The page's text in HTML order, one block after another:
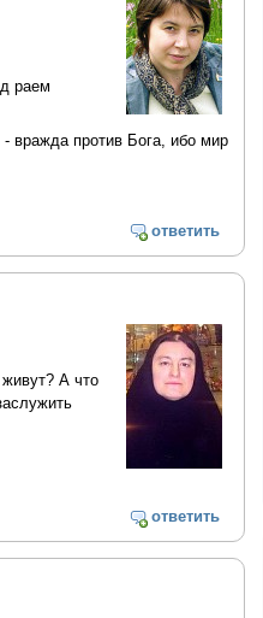
раем
вражда против Бога, ибо мир
ответить
А что
ответить